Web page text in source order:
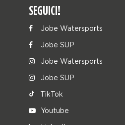
SEGUICI!
Jobe Watersports
Jobe SUP
Jobe Watersports
Jobe SUP
TikTok
Youtube